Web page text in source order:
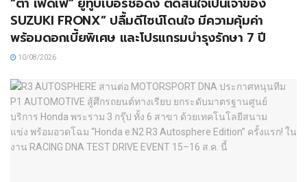
SUZUKI FRONX” ปลื้มดีไซน์โดนใจ มีความคุ้มค่า
พร้อมดอกเบี้ยพิเศษ และโปรแกรมบำรุงรักษา 7 ปี
10/08/2026